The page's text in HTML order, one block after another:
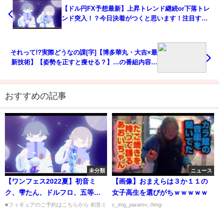
【ドル円FX予想最新】上昇トレンド継続or下落トレ
ンド突入！？今日決着がつくと思います！注目する
それって!?実際どうなの課[字]【博多華丸・大吉×最
新技術】【姿勢を正すと痩せる？】…の番組内容解
おすすめの記事
未分類
【ワンフェス2022夏】初音ミ
ク、雫たん、ドルフロ、五等分
の花嫁、マクロス、FGO、呪術
■フィギュアのご予約はこちらから 初音ミ
ニュース
【画像】おまえらは３か１１の
女子高生を選びがちｗｗｗｗｗ
c_img_param=; //img-